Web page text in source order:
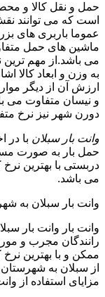
حمل و نقل کالا و
است که می توانند
عموما باربری های
ماشین های حمل
می باشد.از مهم ترین
به وزن و ابعاد کالا
ارزش آن از دیگر
و نیسان متفاوت می
دورن شهر نیز نرخ
وانت بار سبلان با در
حمل بار به صورت
دربستی با بهترین
می باشد.
وانت بار سبلان به
وانت بار وانت بار
رانندگان مجرب و
ممکن و با بهترین نرخ
از سبلان به
مزایای استفاده از